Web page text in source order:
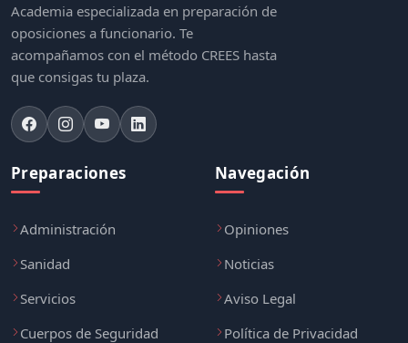
Academia especializada en preparación de
oposiciones a funcionario. Te
acompañamos con el método CREES hasta
que consigas tu plaza.
Preparaciones
Administración
Sanidad
Servicios
Cuerpos de Seguridad
Navegación
Opiniones
Noticias
Aviso Legal
Política de Privacidad